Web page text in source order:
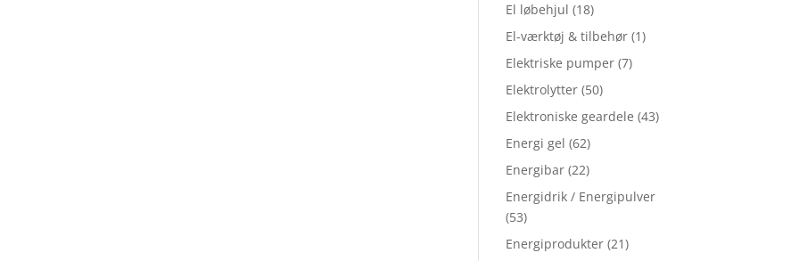
El løbehjul (18)
El-værktøj & tilbehør (1)
Elektriske pumper (7)
Elektrolytter (50)
Elektroniske geardele (43)
Energi gel (62)
Energibar (22)
Energidrik / Energipulver
(53)
Energiprodukter (21)